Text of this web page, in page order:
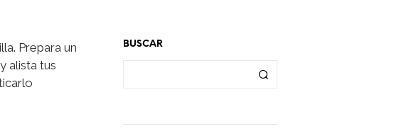
Prepara un
alista tus
BUSCAR